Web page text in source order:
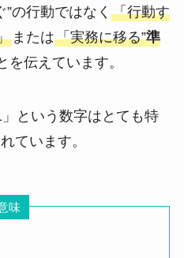
”の行動ではなく 「行動す
または「実務に移る”準
を伝えています。
という数字はとても特
ています。
味